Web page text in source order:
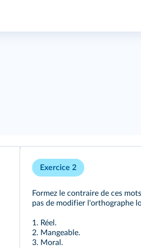
Exercice 2
Formez le contraire de ces
pas de modifier l'orthographe
1. Réel.
2. Mangeable.
3. Moral.